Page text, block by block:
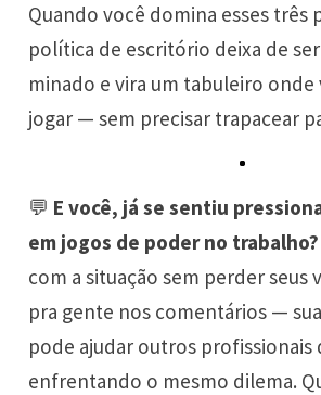
Quando você domina esses três
política de escritório deixa de
minado e vira um tabuleiro onde
jogar — sem precisar trapacear
💬 E você, já se sentiu
em jogos de poder no trabalho?
com a situação sem perder seus
pra gente nos comentários —
pode ajudar outros profissionais
enfrentando o mesmo dilema.